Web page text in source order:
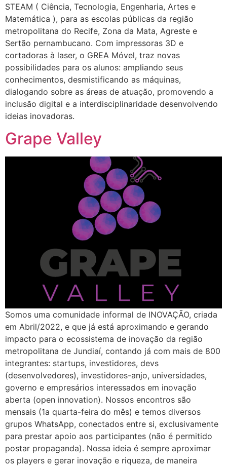
STEAM ( Ciência, Tecnologia, Engenharia, Artes e
Matemática ), para as escolas públicas da região
metropolitana do Recife, Zona da Mata, Agreste e
Sertão pernambucano. Com impressoras 3D e
cortadoras à laser, o GREA Móvel, traz novas
possibilidades para os alunos: ampliando seus
conhecimentos, desmistificando as máquinas,
dialogando sobre as áreas de atuação, promovendo a
inclusão digital e a interdisciplinaridade desenvolvendo
ideias inovadoras.
Grape Valley
Somos uma comunidade informal de INOVAÇÃO, criada
em Abril/2022, e que já está aproximando e gerando
impacto para o ecossistema de inovação da região
metropolitana de Jundiaí, contando já com mais de 800
integrantes: startups, investidores, devs
(desenvolvedores), investidores-anjo, universidades,
governo e empresários interessados em inovação
aberta (open innovation). Nossos encontros são
mensais (1a quarta-feira do mês) e temos diversos
grupos WhatsApp, conectados entre si, exclusivamente
para prestar apoio aos participantes (não é permitido
postar propaganda). Nossa ideia é sempre aproximar
os players e gerar inovação e riqueza, de maneira